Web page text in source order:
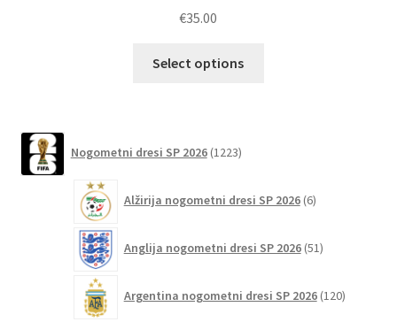
€35.00
Select options
izberete
strani
Nogometni dresi SP 2026 1223izdelkov
Alžirija nogometni dresi SP 2026 6izdelkov
Anglija nogometni dresi SP 2026 51izdelkov
Argentina nogometni dresi SP 2026 120izdelkov